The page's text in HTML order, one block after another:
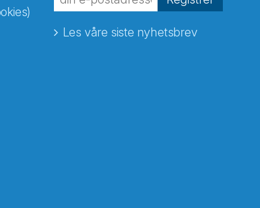
Les våre siste nyhetsbrev